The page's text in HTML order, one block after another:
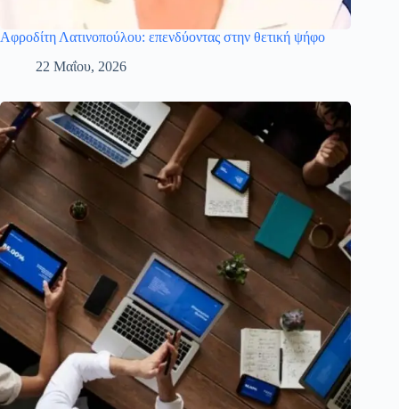
Αφροδίτη Λατινοπούλου: επενδύοντας στην θετική ψήφο
22 Μαΐου, 2026